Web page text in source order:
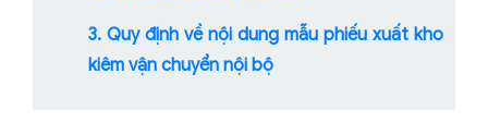
3. Quy định về nội dung mẫu phiếu xuất kho
kiêm vận chuyển nội bộ